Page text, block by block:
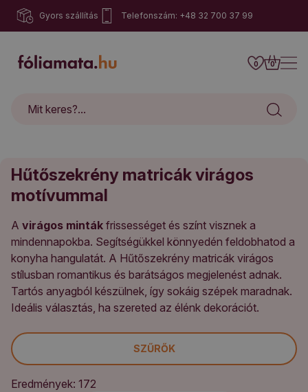
Gyors szállítás Telefonszám: +48 32 700 37 99
0 0
Hűtőszekrény matricák virágos
motívummal
A virágos minták frissességet és színt visznek a
mindennapokba. Segítségükkel könnyedén feldobhatod a
konyha hangulatát. A Hűtőszekrény matricák virágos
stílusban romantikus és barátságos megjelenést adnak.
Tartós anyagból készülnek, így sokáig szépek maradnak.
Ideális választás, ha szereted az élénk dekorációt.
SZŰRŐK
Eredmények: 172